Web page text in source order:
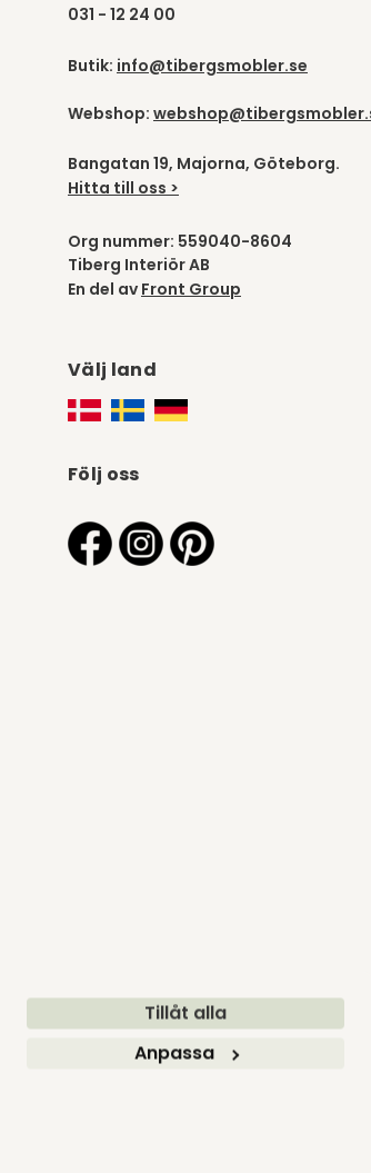
Tillåt alla
Anpassa
031 - 12 24 00
Butik: info@tibergsmobler.se
Webshop:
Bangatan 19, Majorna, Göteborg.
Hitta till oss >
Org nummer: 559040-8604
Tiberg Interiör AB
En del av Front Group
Välj land
Följ oss